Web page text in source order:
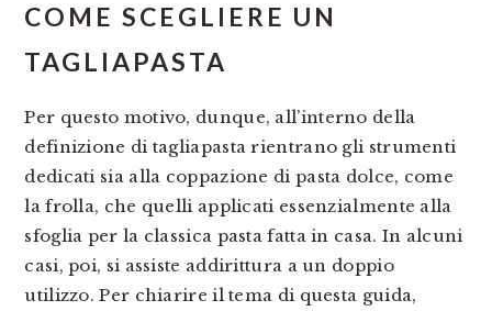
COME SCEGLIERE UN
TAGLIAPASTA
Per questo motivo, dunque, all’interno della
definizione di tagliapasta rientrano gli strumenti
dedicati sia alla coppazione di pasta dolce, come
la frolla, che quelli applicati essenzialmente alla
sfoglia per la classica pasta fatta in casa. In alcuni
casi, poi, si assiste addirittura a un doppio
utilizzo. Per chiarire il tema di questa guida,